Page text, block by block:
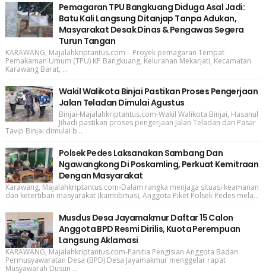
Pemagaran TPU Bangkuang Diduga Asal Jadi:
Batu Kali Langsung Ditanjap Tanpa Adukan,
Masyarakat Desak Dinas & Pengawas Segera
Turun Tangan
KARAWANG, Majalahkriptantus.com – Proyek pemagaran Tempat
Pemakaman Umum (TPU) KP Bangkuang, Kelurahan Mekarjati, Kecamatan
Karawang Barat, ...
Wakil Walikota Binjai Pastikan Proses Pengerjaan
Jalan Teladan Dimulai Agustus
Binjai-Majalahkriptantus.com-Wakil Walikota Binjai, Hasanul
Jihadi pastikan proses pengerjaan Jalan Teladan dan Pasar
Tavip Binjai dimulai b...
Polsek Pedes Laksanakan Sambang Dan
Ngawangkong Di Poskamling, Perkuat Kemitraan
Dengan Masyarakat
Karawang, Majalahkriptantus.com-Dalam rangka menjaga situasi keamanan
dan ketertiban masyarakat (kamtibmas), Anggota Piket Polsek Pedes mela...
Musdus Desa Jayamakmur Daftar 15 Calon
Anggota BPD Resmi Dirilis, Kuota Perempuan
Langsung Aklamasi
KARAWANG, Majalahkriptantus.com-Panitia Pengisian Anggota Badan
Permusyawaratan Desa (BPD) Desa Jayamakmur menggelar rapat
Musyawarah Dusun ...